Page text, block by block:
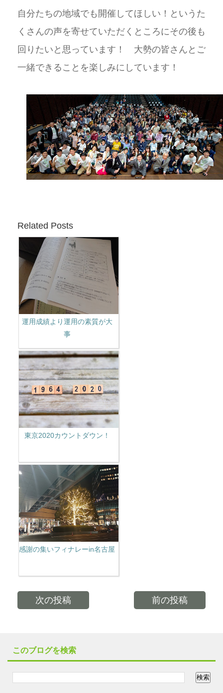
自分たちの地域でも開催してほしい！というた
くさんの声を寄せていただくところにその後も
回りたいと思っています！ 大勢の皆さんとご
一緒できることを楽しみにしています！
Related Posts
運用成績より運用の素質が大
事
東京2020カウントダウン！
感謝の集いフィナレーin名古屋
次の投稿 前の投稿
このブログを検索